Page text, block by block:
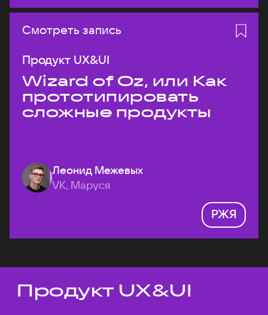
Смотреть запись
Продукт UX&UI
Wizard of Oz, или Как
прототипировать
сложные продукты
Леонид Межевых
VK, Маруся
РЖЯ
Темы докладов
Продукт UX&UI